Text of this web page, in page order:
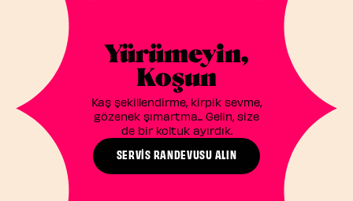
Yürümeyin,
Koşun
Kaş şekillendirme, kirpik sevme,
gözenek şımartma... Gelin, size
de bir koltuk ayırdık.
SERVİS RANDEVUSU ALIN